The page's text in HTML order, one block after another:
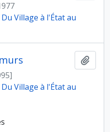
Village à l'État au
Village à l'État au